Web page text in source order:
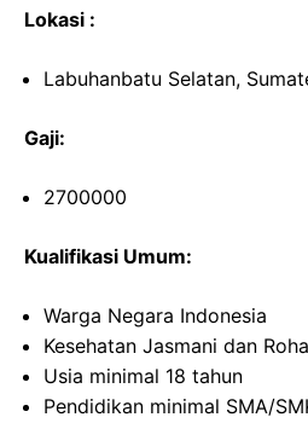
Lokasi :
Labuhanbatu Selatan,
Gaji:
2700000
Kualifikasi Umum:
Warga Negara Indonesia
Kesehatan Jasmani dan
Usia minimal 18 tahun
Pendidikan minimal SMA/